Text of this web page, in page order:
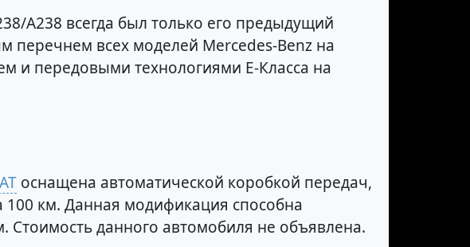
A238 всегда был только его предыдущий
перечнем всех моделей Mercedes-Benz на
и передовыми технологиями E-Класса на
оснащена автоматической коробкой передач,
100 км. Данная модификация способна
Стоимость данного автомобиля не объявлена.